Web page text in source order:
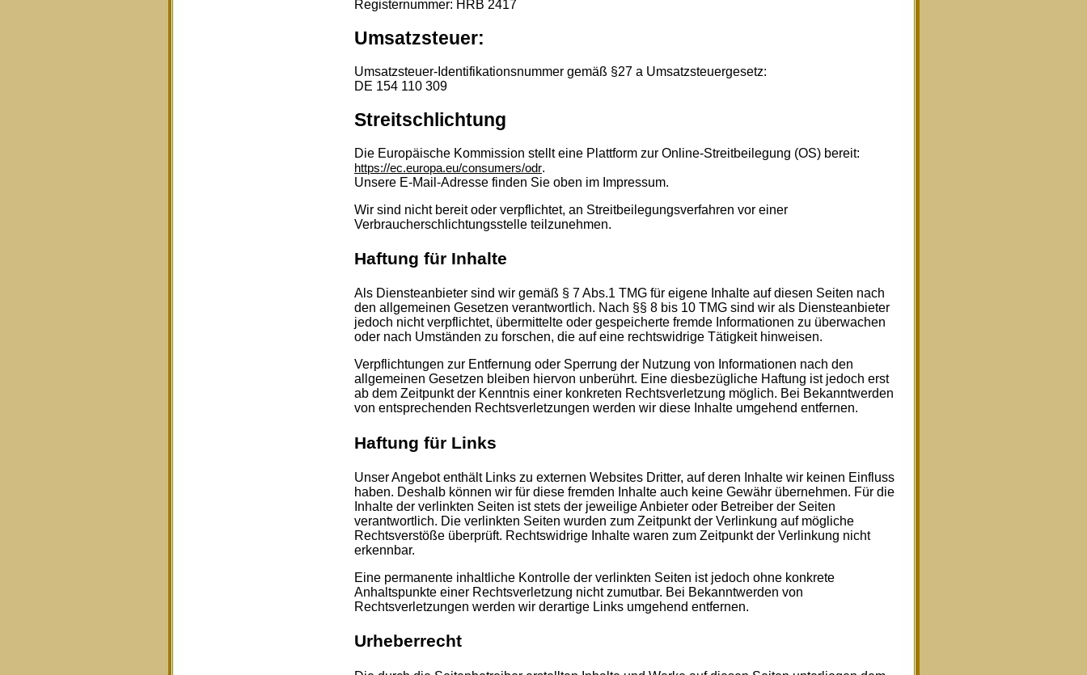
Registernummer: HRB 2417
Umsatzsteuer:
Umsatzsteuer-Identifikationsnummer gemäß §27 a Umsatzsteuergesetz:
DE 154 110 309
Streitschlichtung
Die Europäische Kommission stellt eine Plattform zur Online-Streitbeilegung (OS) bereit:
https://ec.europa.eu/consumers/odr.
Unsere E-Mail-Adresse finden Sie oben im Impressum.
Wir sind nicht bereit oder verpflichtet, an Streitbeilegungsverfahren vor einer
Verbraucherschlichtungsstelle teilzunehmen.
Haftung für Inhalte
Als Diensteanbieter sind wir gemäß § 7 Abs.1 TMG für eigene Inhalte auf diesen Seiten nach
den allgemeinen Gesetzen verantwortlich. Nach §§ 8 bis 10 TMG sind wir als Diensteanbieter
jedoch nicht verpflichtet, übermittelte oder gespeicherte fremde Informationen zu überwachen
oder nach Umständen zu forschen, die auf eine rechtswidrige Tätigkeit hinweisen.
Verpflichtungen zur Entfernung oder Sperrung der Nutzung von Informationen nach den
allgemeinen Gesetzen bleiben hiervon unberührt. Eine diesbezügliche Haftung ist jedoch erst
ab dem Zeitpunkt der Kenntnis einer konkreten Rechtsverletzung möglich. Bei Bekanntwerden
von entsprechenden Rechtsverletzungen werden wir diese Inhalte umgehend entfernen.
Haftung für Links
Unser Angebot enthält Links zu externen Websites Dritter, auf deren Inhalte wir keinen Einfluss
haben. Deshalb können wir für diese fremden Inhalte auch keine Gewähr übernehmen. Für die
Inhalte der verlinkten Seiten ist stets der jeweilige Anbieter oder Betreiber der Seiten
verantwortlich. Die verlinkten Seiten wurden zum Zeitpunkt der Verlinkung auf mögliche
Rechtsverstöße überprüft. Rechtswidrige Inhalte waren zum Zeitpunkt der Verlinkung nicht
erkennbar.
Eine permanente inhaltliche Kontrolle der verlinkten Seiten ist jedoch ohne konkrete
Anhaltspunkte einer Rechtsverletzung nicht zumutbar. Bei Bekanntwerden von
Rechtsverletzungen werden wir derartige Links umgehend entfernen.
Urheberrecht